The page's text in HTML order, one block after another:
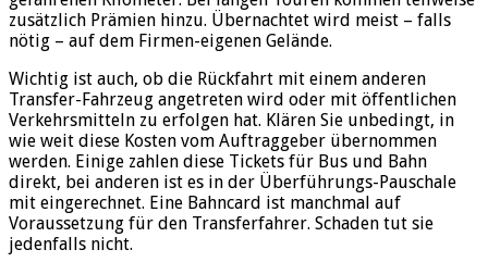
zusätzlich Prämien hinzu. Übernachtet wird meist – falls
nötig – auf dem Firmen-eigenen Gelände.
Wichtig ist auch, ob die Rückfahrt mit einem anderen
Transfer-Fahrzeug angetreten wird oder mit öffentlichen
Verkehrsmitteln zu erfolgen hat. Klären Sie unbedingt, in
wie weit diese Kosten vom Auftraggeber übernommen
werden. Einige zahlen diese Tickets für Bus und Bahn
direkt, bei anderen ist es in der Überführungs-Pauschale
mit eingerechnet. Eine Bahncard ist manchmal auf
Voraussetzung für den Transferfahrer. Schaden tut sie
jedenfalls nicht.